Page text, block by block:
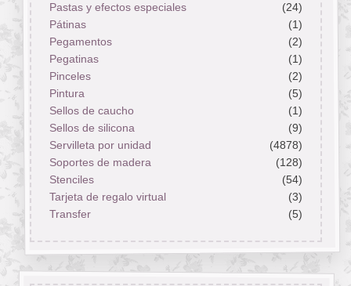
Pastas y efectos especiales
(24)
Pátinas
(1)
Pegamentos
(2)
Pegatinas
(1)
Pinceles
(2)
Pintura
(5)
Sellos de caucho
(1)
Sellos de silicona
(9)
Servilleta por unidad
(4878)
Soportes de madera
(128)
Stenciles
(54)
Tarjeta de regalo virtual
(3)
Transfer
(5)